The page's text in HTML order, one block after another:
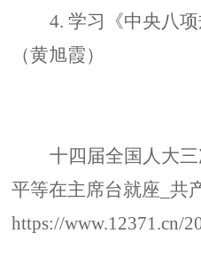
4.学习《中央八项
（黄旭霞）
十四届全国人大
平等在主席台就座 _共
https://www.12371.cn/